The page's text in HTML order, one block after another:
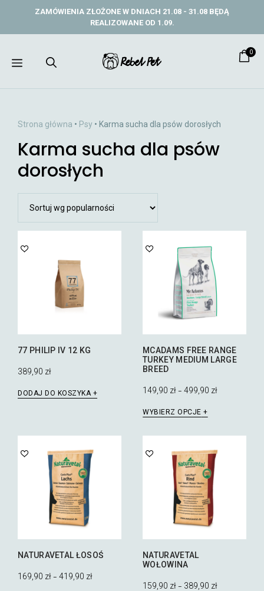
ZAMÓWIENIA ZŁOŻONE W DNIACH 21.08 - 31.08 BĘDĄ
REALIZOWANE OD 1.09.
Menu
0
Strona główna • Psy • Karma sucha dla psów dorosłych
Karma sucha dla psów
dorosłych
77 PHILIP IV 12 KG
389,90 zł
DODAJ DO KOSZYKA
MCADAMS FREE RANGE
TURKEY MEDIUM LARGE
BREED
149,90 zł –499,90 zł
WYBIERZ OPCJE
produkt
wariantów.
Opcje
można
na
stronie
produktu
NATURAVETAL ŁOSOŚ
169,90 zł – 419,90 zł
NATURAVETAL
WOŁOWINA
159,90 zł – 389,90 zł